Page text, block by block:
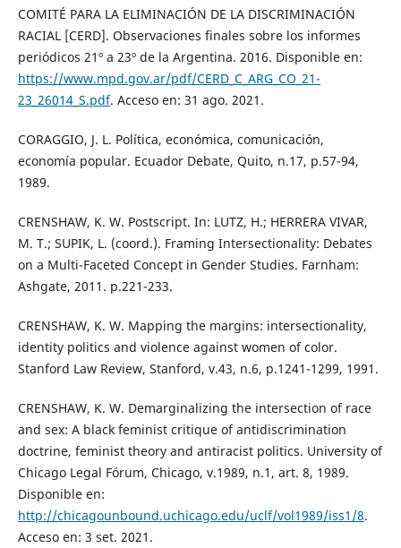
COMITÉ PARA LA ELIMINACIÓN DE LA DISCRIMINACIÓN
RACIAL [CERD]. Observaciones finales sobre los informes
periódicos 21º a 23º de la Argentina. 2016. Disponible en:
https://www.mpd.gov.ar/pdf/CERD_C_ARG_CO_21-
23_26014_S.pdf. Acceso en: 31 ago. 2021.
CORAGGIO, J. L. Política, económica, comunicación,
economía popular. Ecuador Debate, Quito, n.17, p.57-94,
1989.
CRENSHAW, K. W. Postscript. In: LUTZ, H.; HERRERA VIVAR,
M. T.; SUPIK, L. (coord.). Framing Intersectionality: Debates
on a Multi-Faceted Concept in Gender Studies. Farnham:
Ashgate, 2011. p.221-233.
CRENSHAW, K. W. Mapping the margins: intersectionality,
identity politics and violence against women of color.
Stanford Law Review, Stanford, v.43, n.6, p.1241-1299, 1991.
CRENSHAW, K. W. Demarginalizing the intersection of race
and sex: A black feminist critique of antidiscrimination
doctrine, feminist theory and antiracist politics. University of
Chicago Legal Fórum, Chicago, v.1989, n.1, art. 8, 1989.
Disponible en:
http://chicagounbound.uchicago.edu/uclf/vol1989/iss1/8.
Acceso en: 3 set. 2021.